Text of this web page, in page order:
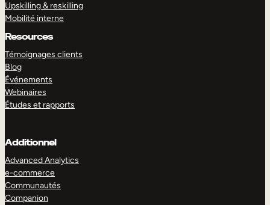
Upskilling & reskilling
Mobilité interne
Resources
Témoignages clients
Blog
Événements
Webinaires
Études et rapports
Additionnel
Advanced Analytics
e-commerce
Communautés
Companion